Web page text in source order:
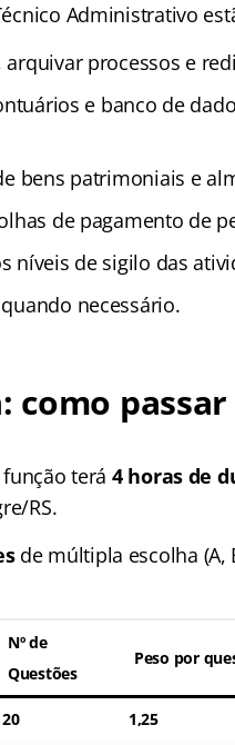
Administrativo
processos e
e banco de
bens patrimoniais e
de pagamento de
níveis de sigilo das
necessário.
como
terá 4 horas de
RS.
de múltipla escolha (A,
Nº de
Questões
Peso por
20 1,25